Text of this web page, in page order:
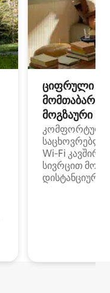
ციფრული
მოგზაური
კომფორტული
Wi‑Fi
სივრცით
დისტანციური